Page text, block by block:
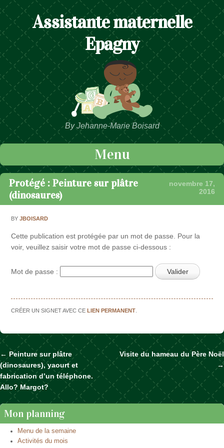
Assistante maternelle
Epagny
By Jehanne-Marie Boisard
Menu
Passer au contenu
Protégé : Peinture sur plâtre
(dinosaures)
novembre 17,
2016
BYJBOISARD
Cette publication est protégée par un mot de passe. Pour la
voir, veuillez saisir votre mot de passe ci-dessous :
Mot de passe :
CRÉER UN SIGNET AVEC CELIEN PERMANENT
Naviguer dans les articles
← Peinture sur plâtre
(dinosaures), yaourt et
fabrication d’un téléphone.
Allo? Margot?
Visite du hameau du Père Noël
→
Mon planning
Menu de la semaine
Activités du mois